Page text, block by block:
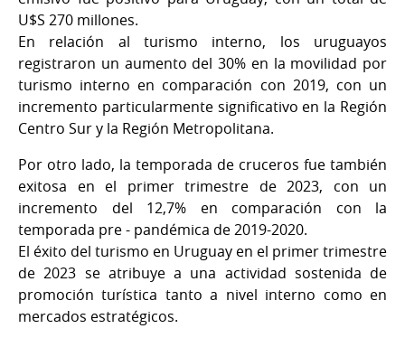
U$S 270 millones.
En relación al turismo interno, los uruguayos
registraron un aumento del 30% en la movilidad por
turismo interno en comparación con 2019, con un
incremento particularmente significativo en la Región
Centro Sur y la Región Metropolitana.
Por otro lado, la temporada de cruceros fue también
exitosa en el primer trimestre de 2023, con un
incremento del 12,7% en comparación con la
temporada pre - pandémica de 2019-2020.
El éxito del turismo en Uruguay en el primer trimestre
de 2023 se atribuye a una actividad sostenida de
promoción turística tanto a nivel interno como en
mercados estratégicos.